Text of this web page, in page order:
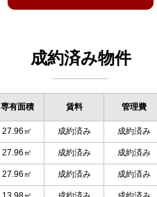
成約済み物件
専有面積 賃料 管理費
27.96㎡ 成約済み 成約済み
27.96㎡ 成約済み 成約済み
27.96㎡ 成約済み 成約済み